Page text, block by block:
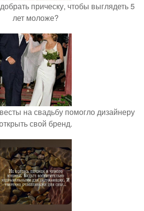
прическу, чтобы выглядеть 5
лет моложе?
на свадьбу помогло дизайнеру
свой бренд.